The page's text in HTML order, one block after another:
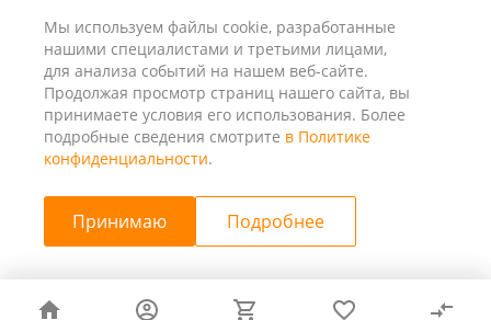
Мы используем файлы cookie, разработанные
нашими специалистами и третьими лицами,
для анализа событий на нашем веб-сайте.
Продолжая просмотр страниц нашего сайта, вы
принимаете условия его использования. Более
подробные сведения смотрите в Политике
конфиденциальности.
Принимаю Подробнее
© 2026 ООО «25 Киловатт» ИНН 4401188290, Все права